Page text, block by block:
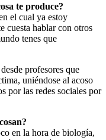
te produce?
el cual ya estoy
cuesta hablar con otros
tenes que
profesores que
uniéndose al acoso
por las redes sociales por
en la hora de biología,